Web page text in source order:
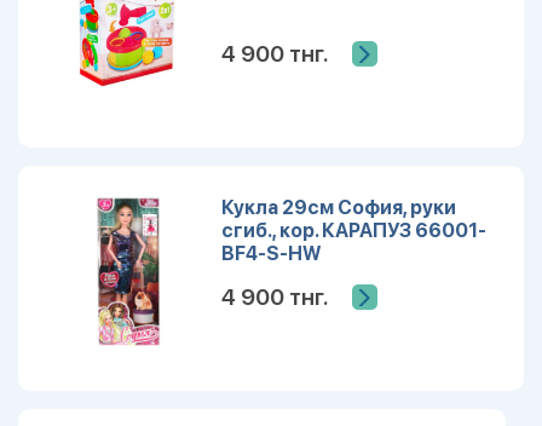
4 900 тнг.
Кукла 29см София, руки
сгиб., кор. КАРАПУЗ 66001-
BF4-S-HW
4 900 тнг.